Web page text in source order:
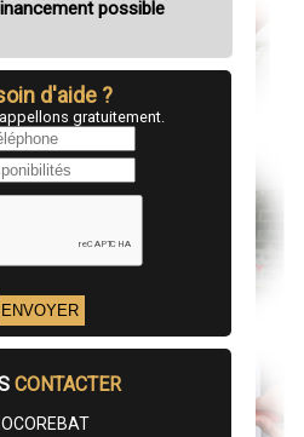
possible
d'aide ?
gratuitement.
CONTACTER